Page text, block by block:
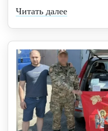
Читать далее